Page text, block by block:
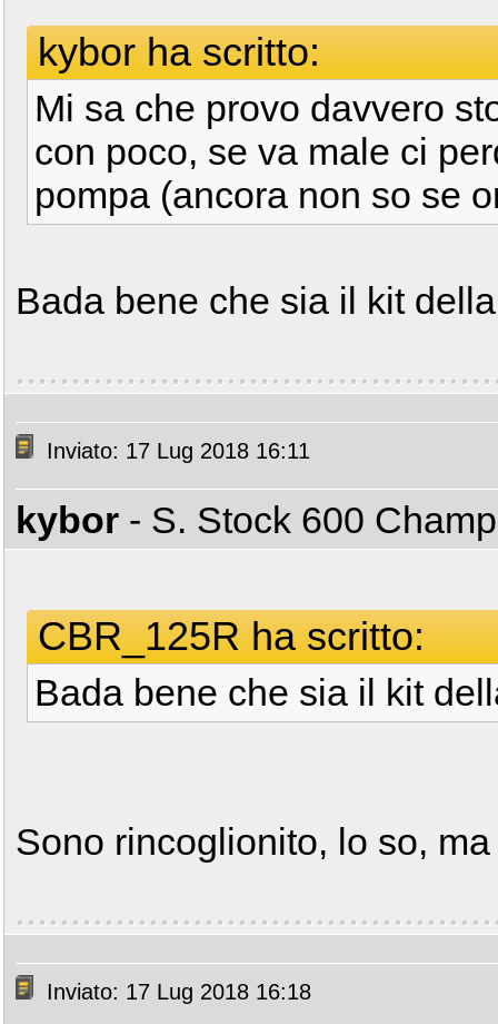
kybor ha scritto:
Mi sa che provo davvero
con poco, se va male ci
pompa (ancora non so se
Bada bene che sia il kit
Inviato: 17 Lug 2018 16:11
kybor - S. Stock 600
CBR_125R ha scritto:
Bada bene che sia il kit
Sono rincoglionito, lo so,
Inviato: 17 Lug 2018 16:18